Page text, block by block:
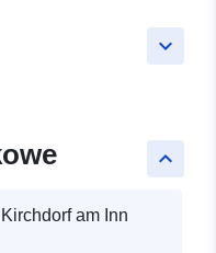
keyboard_arrow_down
keyboard_arrow_up
am Inn